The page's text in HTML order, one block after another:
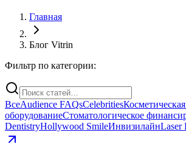
Главная
Блог Vitrin
Фильтр по категории:
ВсеAudience FAQsCelebrities
оборудованиеСтоматологическое
DentistryHollywood SmileИнвизилайнLaser